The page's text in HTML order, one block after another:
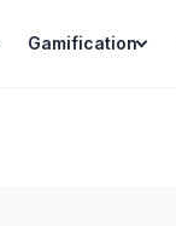
Gamification